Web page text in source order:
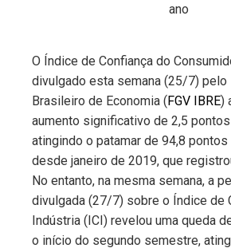
O Índice de Confiança do
divulgado esta semana (25/7) pelo
Brasileiro de Economia (FGV IBRE)
aumento significativo de 2,5
atingindo o patamar de 94,8
desde janeiro de 2019, que
No entanto, na mesma semana, a
divulgada (27/7) sobre o Índice de
Indústria (ICI) revelou uma queda
o início do segundo semestre,